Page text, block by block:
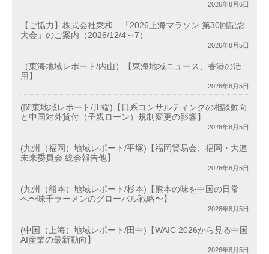
2026年8月6日
【ご協力】株式会社衆和 「2026上海マラソン 第30回記念
大会」のご案内（2026/12/4～7）
2026年8月5日
（東海地域レポート/内山）【東海地域ニュース、香港の活
用】
2026年8月5日
(関東地域レポート/川端)【日系コンサルティングの相談動向
と中国対外貸付（子親ローン）規制変更の影響】
2026年8月5日
(九州（福岡）地域レポート/平塚)【福岡貿易会、福岡・大連
未来委員会 総会報告他】
2026年8月5日
(九州（熊本）地域レポート/杉本)【熊本の味を中国の日常
へ〜味千ラーメンのグローバル戦略〜】
2026年8月5日
(中国（上海）地域レポート/田中)【WAIC 2026から見る中国
AI産業の最新動向】
2026年8月5日